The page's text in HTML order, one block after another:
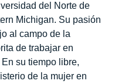
del Norte de
Michigan. Su pasión
al campo de la
de trabajar en
su tiempo libre,
de la mujer en